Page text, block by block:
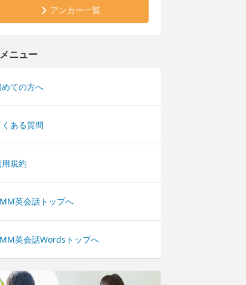
アンカー一覧
メニュー
ての方へ
くある質問
規約
英会話トップへ
英会話Wordsトップへ